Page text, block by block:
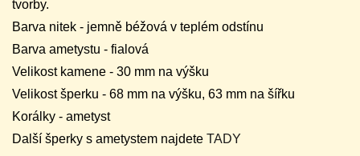
tvorby.
Barva nitek - jemně béžová v teplém odstínu
Barva ametystu - fialová
Velikost kamene - 30 mm na výšku
Velikost šperku - 68 mm na výšku, 63 mm na šířku
Korálky - ametyst
Další šperky s ametystem najdete TADY